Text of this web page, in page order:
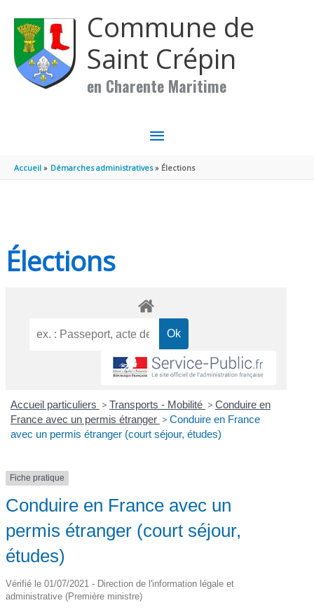
Commune de
Saint Crépin
en Charente Maritime
MENU
PRINCIPAL
Accueil Démarches administratives Élections
Élections
Accueil particuliers > Transports - Mobilité > Conduire en
France avec un permis étranger > Conduire en France
avec un permis étranger (court séjour, études)
Fiche pratique
Conduire en France avec un
permis étranger (court séjour,
études)
Vérifié le 01/07/2021 - Direction de l'information légale et
administrative (Première ministre)